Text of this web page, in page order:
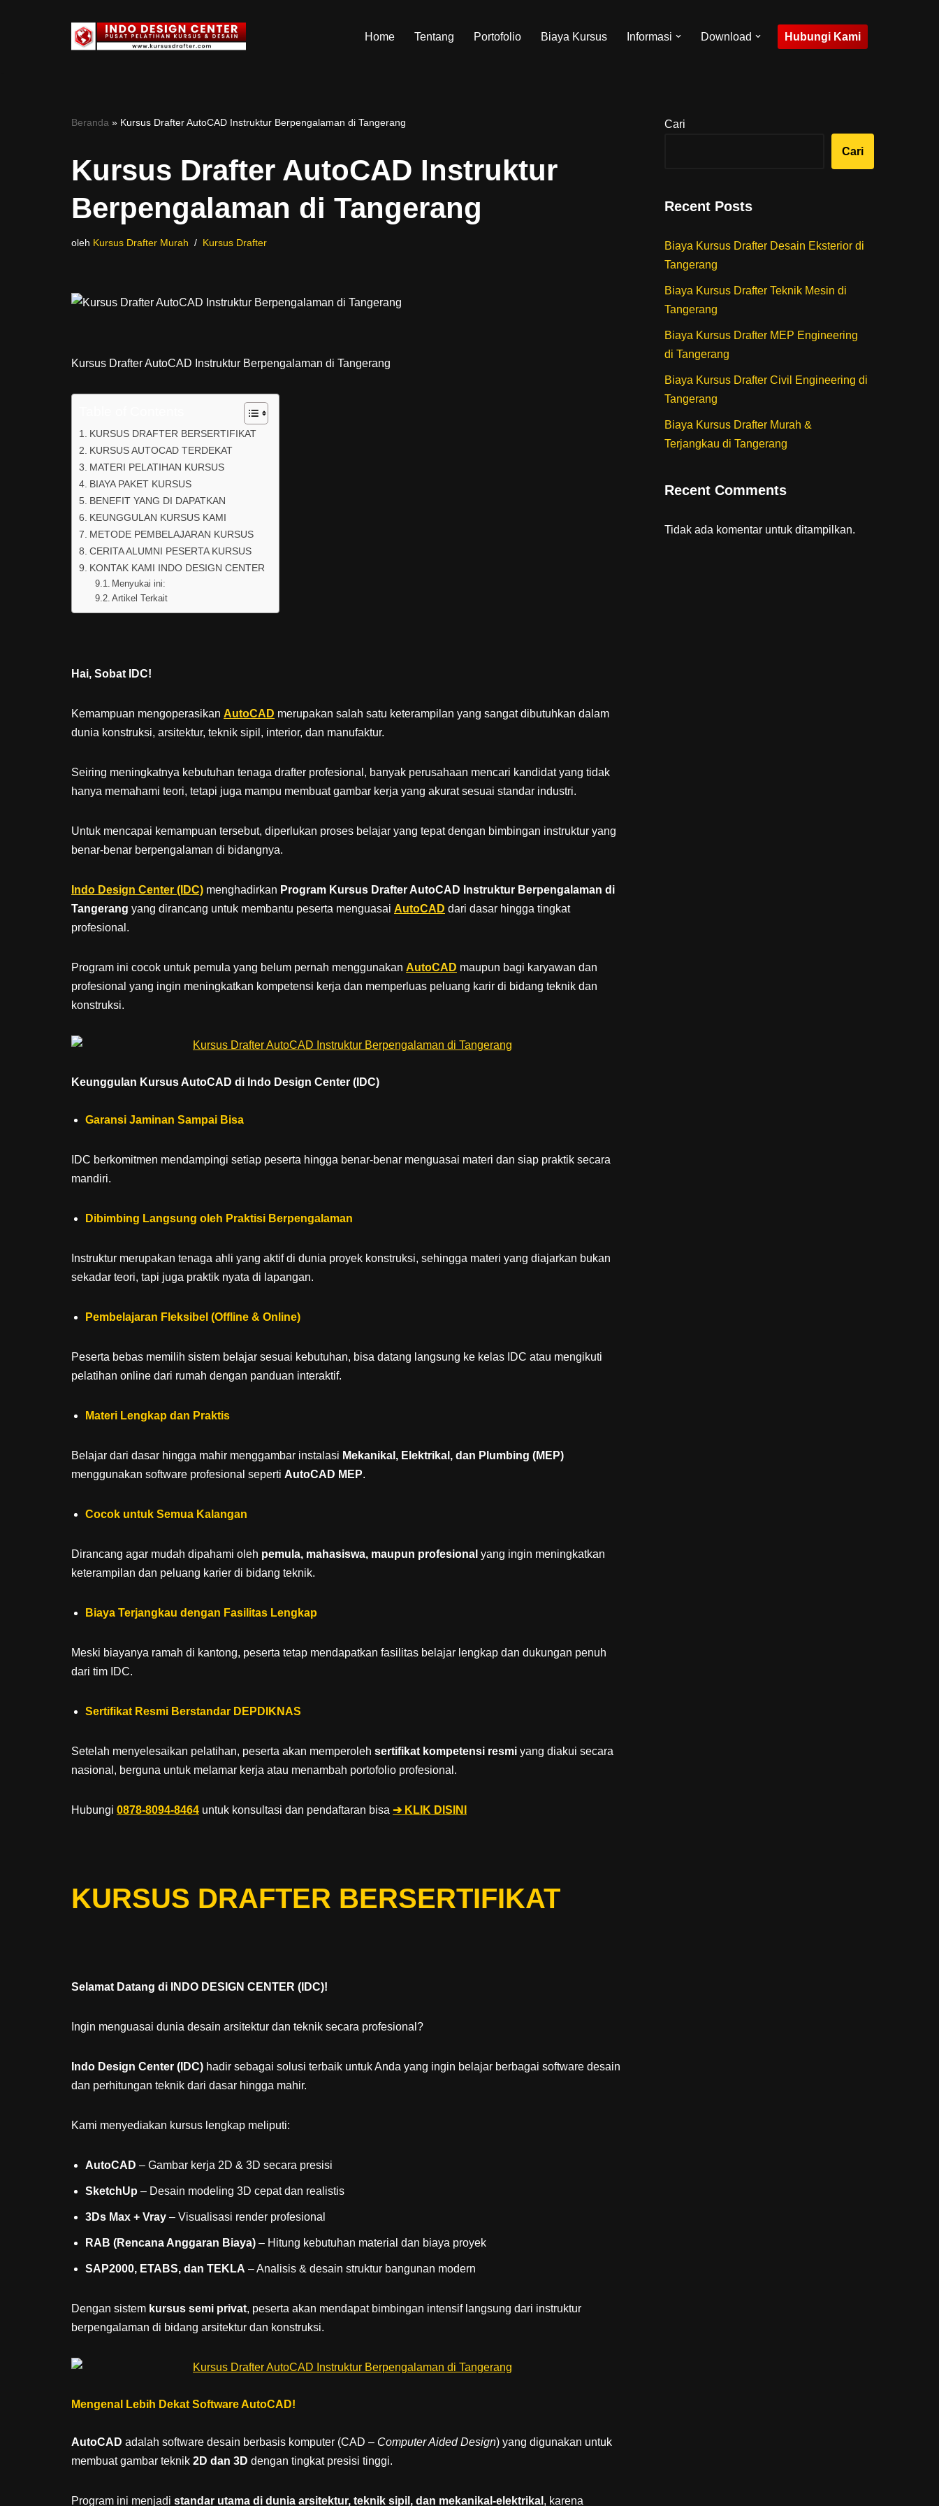
Home Tentang Portofolio Biaya Kursus Informasi Download Hubungi Kami
Beranda » Kursus Drafter AutoCAD Instruktur Berpengalaman di Tangerang
Kursus Drafter AutoCAD Instruktur
Berpengalaman di Tangerang
oleh Kursus Drafter Murah Kursus Drafter
Kursus Drafter AutoCAD Instruktur Berpengalaman di Tangerang
KURSUS DRAFTER BERSERTIFIKAT
KURSUS AUTOCAD TERDEKAT
MATERI PELATIHAN KURSUS
BIAYA PAKET KURSUS
BENEFIT YANG DI DAPATKAN
KEUNGGULAN KURSUS KAMI
METODE PEMBELAJARAN KURSUS
CERITA ALUMNI PESERTA KURSUS
KONTAK KAMI INDO DESIGN CENTER
Menyukai ini:
Artikel Terkait
Hai, Sobat IDC!
Kemampuan mengoperasikan AutoCAD merupakan salah satu keterampilan yang sangat dibutuhkan dalam
dunia konstruksi, arsitektur, teknik sipil, interior, dan manufaktur.
Seiring meningkatnya kebutuhan tenaga drafter profesional, banyak perusahaan mencari kandidat yang tidak
hanya memahami teori, tetapi juga mampu membuat gambar kerja yang akurat sesuai standar industri.
Untuk mencapai kemampuan tersebut, diperlukan proses belajar yang tepat dengan bimbingan instruktur yang
benar-benar berpengalaman di bidangnya.
Indo Design Center (IDC) menghadirkan Program Kursus Drafter AutoCAD Instruktur Berpengalaman di
Tangerang yang dirancang untuk membantu peserta menguasai AutoCAD dari dasar hingga tingkat
profesional.
Program ini cocok untuk pemula yang belum pernah menggunakan AutoCAD maupun bagi karyawan dan
profesional yang ingin meningkatkan kompetensi kerja dan memperluas peluang karir di bidang teknik dan
konstruksi.
Keunggulan Kursus AutoCAD di Indo Design Center (IDC)
Garansi Jaminan Sampai Bisa
IDC berkomitmen mendampingi setiap peserta hingga benar-benar menguasai materi dan siap praktik secara
mandiri.
Dibimbing Langsung oleh Praktisi Berpengalaman
Instruktur merupakan tenaga ahli yang aktif di dunia proyek konstruksi, sehingga materi yang diajarkan bukan
sekadar teori, tapi juga praktik nyata di lapangan.
Pembelajaran Fleksibel (Offline & Online)
Peserta bebas memilih sistem belajar sesuai kebutuhan, bisa datang langsung ke kelas IDC atau mengikuti
pelatihan online dari rumah dengan panduan interaktif.
Materi Lengkap dan Praktis
Belajar dari dasar hingga mahir menggambar instalasi Mekanikal, Elektrikal, dan Plumbing (MEP)
menggunakan software profesional seperti AutoCAD MEP.
Cocok untuk Semua Kalangan
Dirancang agar mudah dipahami oleh pemula, mahasiswa, maupun profesional yang ingin meningkatkan
keterampilan dan peluang karier di bidang teknik.
Biaya Terjangkau dengan Fasilitas Lengkap
Meski biayanya ramah di kantong, peserta tetap mendapatkan fasilitas belajar lengkap dan dukungan penuh
dari tim IDC.
Sertifikat Resmi Berstandar DEPDIKNAS
Setelah menyelesaikan pelatihan, peserta akan memperoleh sertifikat kompetensi resmi yang diakui secara
nasional, berguna untuk melamar kerja atau menambah portofolio profesional.
Hubungi 0878-8094-8464 untuk konsultasi dan pendaftaran bisa ➔ KLIK DISINI
KURSUS DRAFTER BERSERTIFIKAT
Selamat Datang di INDO DESIGN CENTER (IDC)!
Ingin menguasai dunia desain arsitektur dan teknik secara profesional?
Indo Design Center (IDC) hadir sebagai solusi terbaik untuk Anda yang ingin belajar berbagai software desain
dan perhitungan teknik dari dasar hingga mahir.
Kami menyediakan kursus lengkap meliputi:
AutoCAD – Gambar kerja 2D & 3D secara presisi
SketchUp – Desain modeling 3D cepat dan realistis
3Ds Max + Vray – Visualisasi render profesional
RAB (Rencana Anggaran Biaya) – Hitung kebutuhan material dan biaya proyek
SAP2000, ETABS, dan TEKLA – Analisis & desain struktur bangunan modern
Dengan sistem kursus semi privat, peserta akan mendapat bimbingan intensif langsung dari instruktur
berpengalaman di bidang arsitektur dan konstruksi.
Mengenal Lebih Dekat Software AutoCAD!
AutoCAD adalah software desain berbasis komputer (CAD – Computer Aided Design) yang digunakan untuk
membuat gambar teknik 2D dan 3D dengan tingkat presisi tinggi.
Program ini menjadi standar utama di dunia arsitektur, teknik sipil, dan mekanikal-elektrikal , karena
Cari
Cari
Recent Posts
Biaya Kursus Drafter Desain Eksterior di
Tangerang
Biaya Kursus Drafter Teknik Mesin di
Tangerang
Biaya Kursus Drafter MEP Engineering
di Tangerang
Biaya Kursus Drafter Civil Engineering di
Tangerang
Biaya Kursus Drafter Murah &
Terjangkau di Tangerang
Recent Comments
Tidak ada komentar untuk ditampilkan.